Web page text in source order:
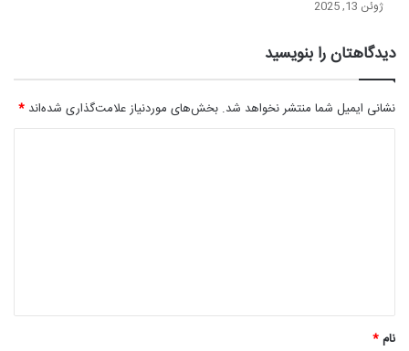
ژوئن 13, 2025
دیدگاهتان را بنویسید
نشانی ایمیل شما منتشر نخواهد شد. بخش‌های موردنیاز علامت‌گذاری شده‌اند *
نام*